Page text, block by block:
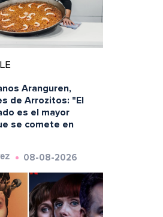
Aranguren,
de Arrozitos: "El
es el mayor
se comete en
08-08-2026